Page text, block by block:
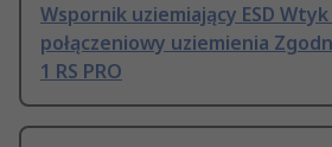
Wspornik uziemiający ESD
połączeniowy uziemienia
1 RS PRO